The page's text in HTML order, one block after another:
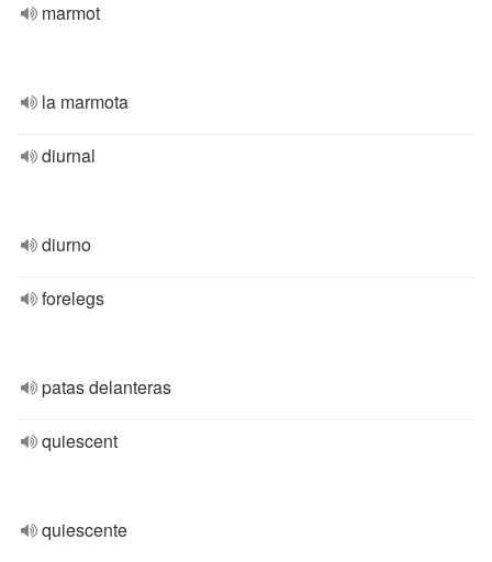
marmot
la marmota
diurnal
diurno
forelegs
patas delanteras
quiescent
quiescente